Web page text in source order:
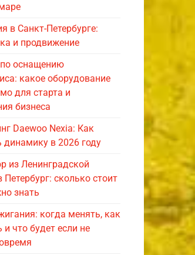
в Санкт-Петербурге:
и продвижение
оснащению
какое оборудование
для старта и
бизнеса
Daewoo Nexia: Как
динамику в 2026 году
из Ленинградской
Петербург: сколько стоит
знать
когда менять, как
и что будет если не